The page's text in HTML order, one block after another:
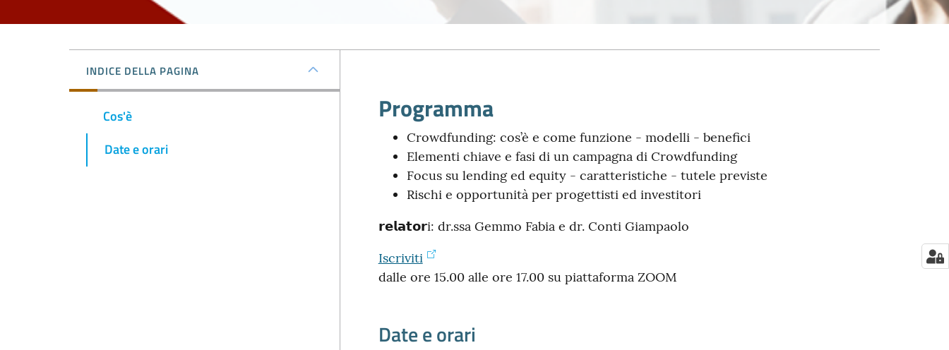
INDICE DELLA PAGINA
Cos'è
Date e orari
Programma
Crowdfunding: cos’è e come funzione - modelli - benefici
Elementi chiave e fasi di un campagna di Crowdfunding
Focus su lending ed equity - caratteristiche - tutele previste
Rischi e opportunità per progettisti ed investitori
𝗿𝗲𝗹𝗮𝘁𝗼𝗿i: dr.ssa Gemmo Fabia e dr. Conti Giampaolo
Iscriviti
dalle ore 15.00 alle ore 17.00 su piattaforma ZOOM
Date e orari